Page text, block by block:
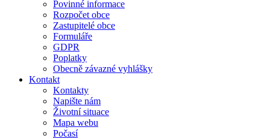
Povinné informace
Rozpočet obce
Zastupitelé obce
Formuláře
GDPR
Poplatky
Obecně závazné vyhlášky
Kontakt
Kontakty
Napište nám
Životní situace
Mapa webu
Počasí